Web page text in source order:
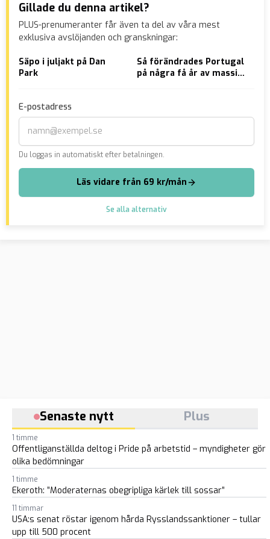
Gillade du denna artikel?
PLUS-prenumeranter får även ta del av våra mest
exklusiva avslöjanden och granskningar:
Säpo i juljakt på Dan
Park
Så förändrades Portugal
på några få år av massiv
E-postadress
Du loggas in automatiskt efter betalningen.
Läs vidare från 69 kr/mån
Se alla alternativ
Senaste nytt Plus
1 timme
Offentliganställda deltog i Pride på arbetstid – myndigheter gör
olika bedömningar
1 timme
Ekeroth: ”Moderaternas obegripliga kärlek till sossar”
11 timmar
USA:s senat röstar igenom hårda Rysslandssanktioner – tullar
upp till 500 procent